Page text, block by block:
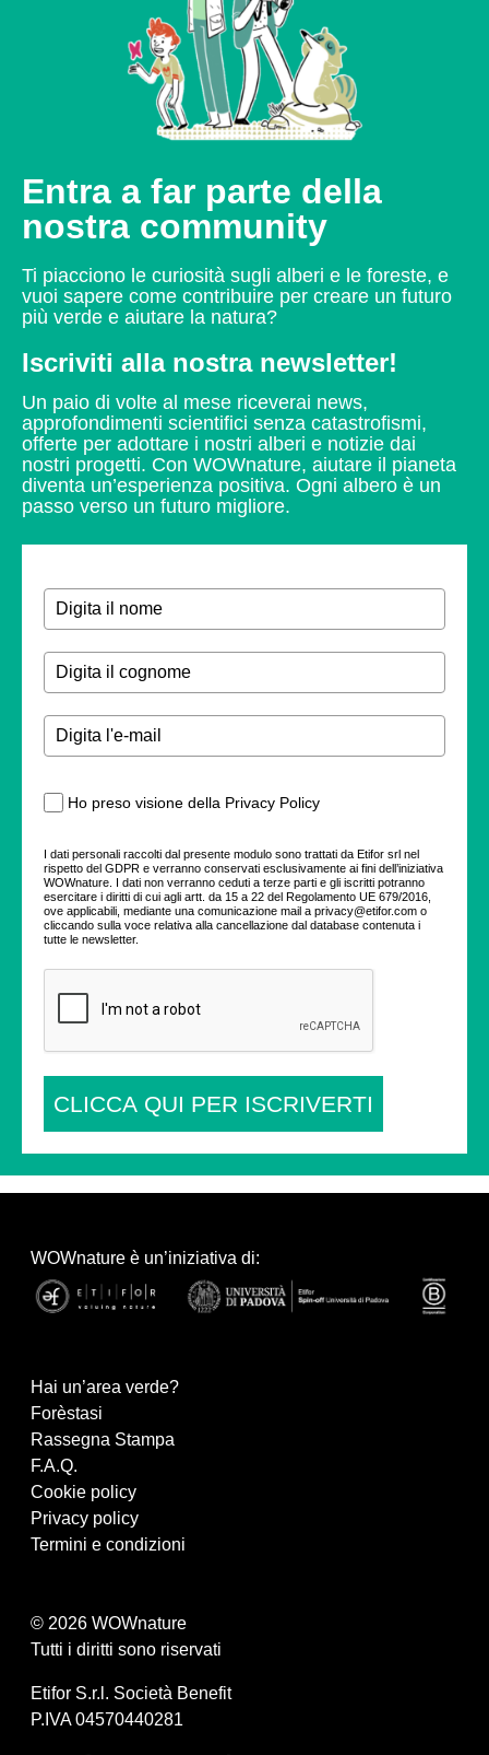
Entra a far parte della
nostra community
Ti piacciono le curiosità sugli alberi e le foreste, e
vuoi sapere come contribuire per creare un futuro
più verde e aiutare la natura?
Iscriviti alla nostra newsletter!
Un paio di volte al mese riceverai news,
approfondimenti scientifici senza catastrofismi,
offerte per adottare i nostri alberi e notizie dai
nostri progetti. Con WOWnature, aiutare il pianeta
diventa un’esperienza positiva. Ogni albero è un
passo verso un futuro migliore.
Ho preso visione della Privacy Policy
I dati personali raccolti dal presente modulo sono trattati da Etifor srl nel
rispetto del GDPR e verranno conservati esclusivamente ai fini dell’iniziativa
WOWnature. I dati non verranno ceduti a terze parti e gli iscritti potranno
esercitare i diritti di cui agli artt. da 15 a 22 del Regolamento UE 679/2016,
ove applicabili, mediante una comunicazione mail a privacy@etifor.com o
cliccando sulla voce relativa alla cancellazione dal database contenuta i
tutte le newsletter.
CLICCA QUI PER ISCRIVERTI
WOWnature è un’iniziativa di:
Hai un’area verde?
Forèstasi
Rassegna Stampa
F.A.Q.
Cookie policy
Privacy policy
Termini e condizioni
© 2026 WOWnature
Tutti i diritti sono riservati
Etifor S.r.l. Società Benefit
P.IVA 04570440281